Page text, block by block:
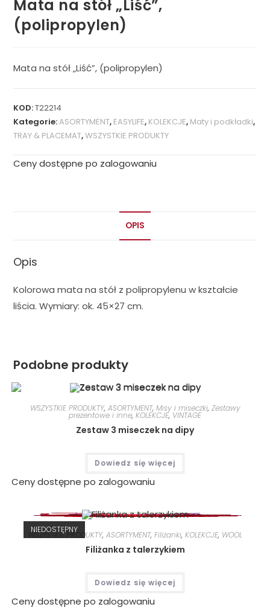
Mata na stół „Liść”,
(polipropylen)
Mata na stół „Liść”, (polipropylen)
KOD:T22214
Kategorie:ASORTYMENT, EASYLIFE, KOLEKCJE, Maty i podkładki,
TRAY & PLACEMAT,WSZYSTKIE PRODUKTY
Ceny dostępne po zalogowaniu
OPIS
Opis
Kolorowa mata na stół z polipropylenu w kształcie
liścia. Wymiary: ok. 45×27 cm.
Podobne produkty
WSZYSTKIE PRODUKTY, ASORTYMENT, Misy i miseczki, Zestawy
prezentowe i inne, KOLEKCJE, VINTAGE
Zestaw 3 miseczek na dipy
Dowiedz się więcej
Ceny dostępne po zalogowaniu
NIEDOSTĘPNY
WSZYSTKIE PRODUKTY, ASORTYMENT, Filiżanki, KOLEKCJE, WOOL
Filiżanka z talerzykiem
Dowiedz się więcej
Ceny dostępne po zalogowaniu